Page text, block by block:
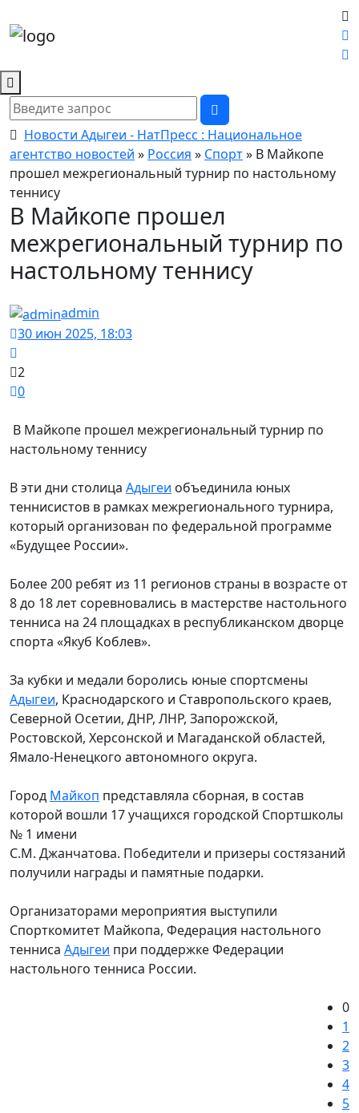
Новости Адыгеи - НатПресс : Национальное
агентство новостей » Россия » Спорт» В Майкопе
прошел межрегиональный турнир по настольному
теннису
В Майкопе прошел
межрегиональный турнир по
настольному теннису
admin
30 июн 2025, 18:03
2
0
В Майкопе прошел межрегиональный турнир по
настольному теннису
В эти дни столица Адыгеи объединила юных
теннисистов в рамках межрегионального турнира,
который организован по федеральной программе
«Будущее России».
Более 200 ребят из 11 регионов страны в возрасте от
8 до 18 лет соревновались в мастерстве настольного
тенниса на 24 площадках в республиканском дворце
спорта «Якуб Коблев».
За кубки и медали боролись юные спортсмены
Адыгеи, Краснодарского и Ставропольского краев,
Северной Осетии, ДНР, ЛНР, Запорожской,
Ростовской, Херсонской и Магаданской областей,
Ямало-Ненецкого автономного округа.
Город Майкоп представляла сборная, в состав
которой вошли 17 учащихся городской Спортшколы
№ 1 имени
С.М. Джанчатова. Победители и призеры состязаний
получили награды и памятные подарки.
Организаторами мероприятия выступили
Спорткомитет Майкопа, Федерация настольного
тенниса Адыгеи при поддержке Федерации
настольного тенниса России.
0
1
2
3
4
5